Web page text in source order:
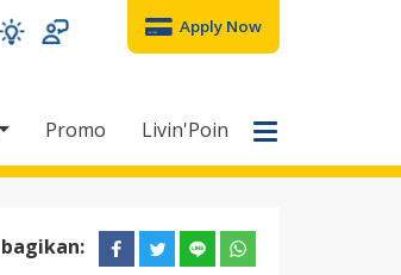
Apply Now
Promo Livin'Poin
bagikan: